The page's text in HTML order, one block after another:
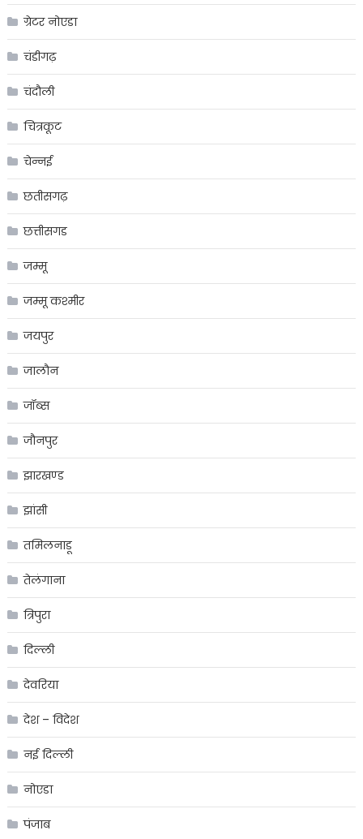
ग्रेटर नोएडा
चंडीगढ़
चंदौली
चित्रकूट
चेन्नई
छतीसगढ़
छत्तीसगड
जम्मू
जम्मू कश्मीर
जयपुर
जालौन
जॉब्स
जौनपुर
झारखण्ड
झांसी
तमिलनाडू
तेलंगाना
त्रिपुरा
दिल्ली
देवरिया
देश – विदेश
नई दिल्ली
नोएडा
पंजाब